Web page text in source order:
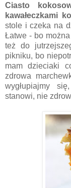
Ciasto
kawałeczkami
stole i czeka na
Łatwe - bo
też do
pikniku, bo
mam dzieciaki
zdrowa
wygłupiajmy
stanowi, nie